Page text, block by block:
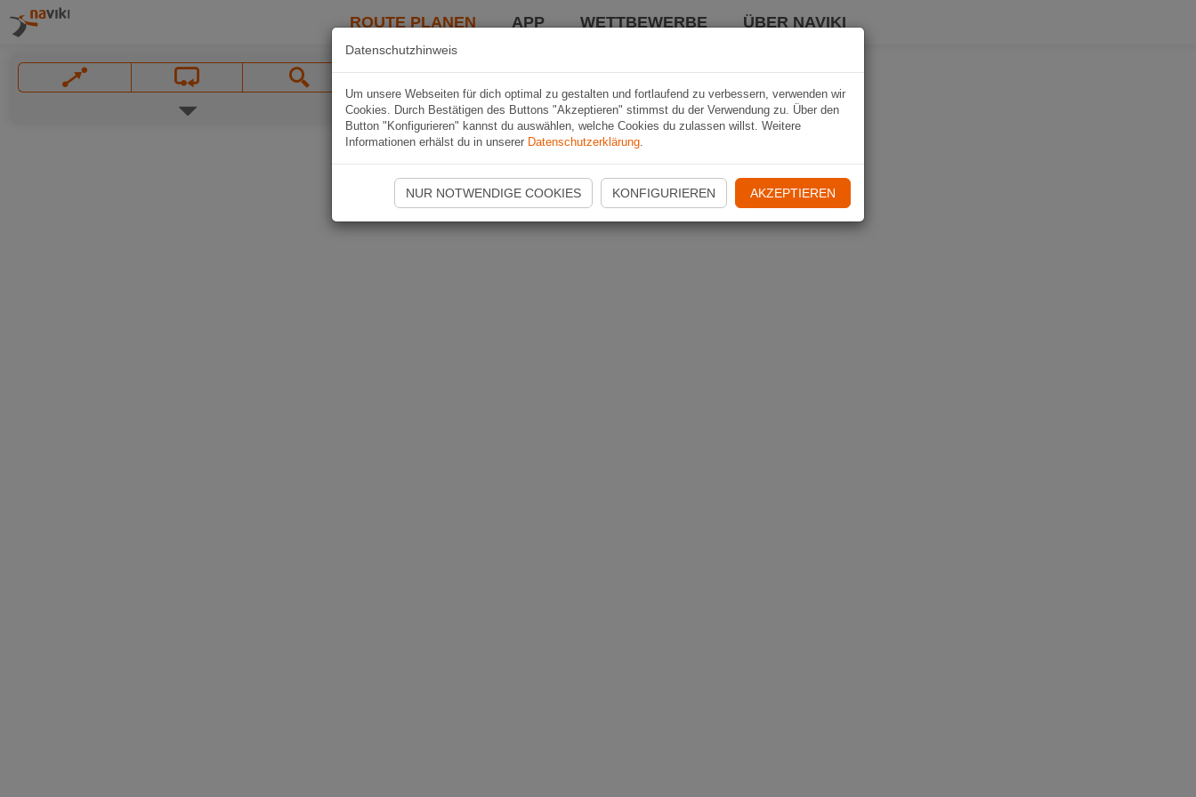
ROUTE PLANEN APP WETTBEWERBE ÜBER NAVIKI
Datenschutzhinweis
Um unsere Webseiten für dich optimal zu gestalten und fortlaufend zu verbessern, verwenden wir
Cookies. Durch Bestätigen des Buttons "Akzeptieren" stimmst du der Verwendung zu. Über den
Button "Konfigurieren" kannst du auswählen, welche Cookies du zulassen willst. Weitere
Informationen erhälst du in unserer Datenschutzerklärung.
NUR NOTWENDIGE COOKIES KONFIGURIEREN AKZEPTIEREN